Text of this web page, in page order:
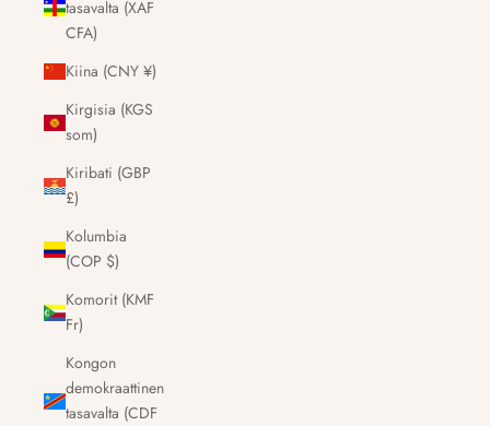
tasavalta (XAF
CFA)
Kiina (CNY ¥)
Kirgisia (KGS
som)
Kiribati (GBP
£)
Kolumbia
(COP $)
Komorit (KMF
Fr)
Kongon
demokraattinen
tasavalta (CDF